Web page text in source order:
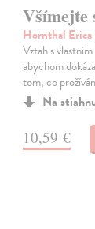
Všímejte
Hornthal Erica
Vztah s
abychom
tom, co
Na
10,59 €